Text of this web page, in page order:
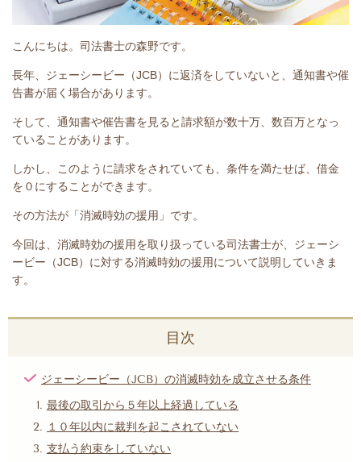
こんにちは。司法書士の森野です。
長年、ジェーシービー（JCB） に返済をしていないと
、通知書や催
告書が届く場合があります。
そして、通知書や催告書を見ると請求額が数十万、数百万となっ
ていることがあります。
しかし、このように請求をされていても、条件を満たせば、借金
を０にすることができます。
その方法が「消滅時効の援用」です。
今回は、 消滅時効の援用を取り扱っている司法書士が、 ジェーシ
ービー（JCB） に対する消滅時効の援用について説明していきま
す。
目次
ジェーシービー（JCB）の消滅時効を成立させる条件
最後の取引から５年以上経過している
１０年以内に裁判を起こされていない
支払う約束をしていない